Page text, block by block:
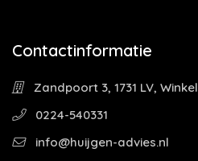
Contactinformatie
Zandpoort 3, 1731 LV, Winkel
0224-540331
info@huijgen-advies.nl